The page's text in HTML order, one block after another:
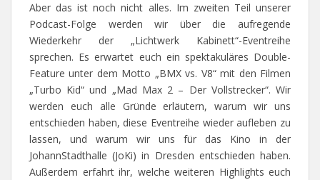
Aber das ist noch nicht alles. Im zweiten Teil unserer
Podcast-Folge werden wir über die aufregende
Wiederkehr der „Lichtwerk Kabinett“-Eventreihe
sprechen. Es erwartet euch ein spektakuläres Double-
Feature unter dem Motto „BMX vs. V8“ mit den Filmen
„Turbo Kid“ und „Mad Max 2 – Der Vollstrecker“. Wir
werden euch alle Gründe erläutern, warum wir uns
entschieden haben, diese Eventreihe wieder aufleben zu
lassen, und warum wir uns für das Kino in der
JohannStadthalle (JoKi) in Dresden entschieden haben.
Außerdem erfahrt ihr, welche weiteren Highlights euch